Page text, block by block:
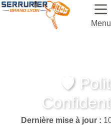
Menu
🛡️
Dernière mise à jour :